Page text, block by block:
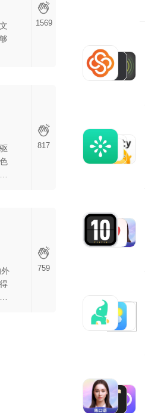
1569
817
759